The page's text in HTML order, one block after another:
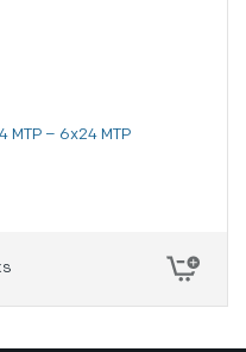
– 6x24 MTP